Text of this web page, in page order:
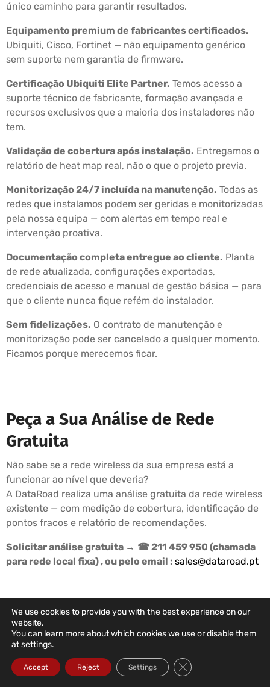
único caminho para garantir resultados.
Equipamento premium de fabricantes certificados.
Ubiquiti, Cisco, Fortinet — não equipamento genérico
sem suporte nem garantia de firmware.
Certificação Ubiquiti Elite Partner. Temos acesso a
suporte técnico de fabricante, formação avançada e
recursos exclusivos que a maioria dos instaladores não
tem.
Validação de cobertura após instalação. Entregamos o
relatório de heat map real, não o que o projeto previa.
Monitorização 24/7 incluída na manutenção. Todas as
redes que instalamos podem ser geridas e monitorizadas
pela nossa equipa — com alertas em tempo real e
intervenção proativa.
Documentação completa entregue ao cliente. Planta
de rede atualizada, configurações exportadas,
credenciais de acesso e manual de gestão básica — para
que o cliente nunca fique refém do instalador.
Sem fidelizações. O contrato de manutenção e
monitorização pode ser cancelado a qualquer momento.
Ficamos porque merecemos ficar.
Peça a Sua Análise de Rede
Gratuita
Não sabe se a rede wireless da sua empresa está a
funcionar ao nível que deveria?
A DataRoad realiza uma análise gratuita da rede wireless
existente — com medição de cobertura, identificação de
pontos fracos e relatório de recomendações.
Solicitar análise gratuita → ☎ 211 459 950 (chamada
para rede local fixa) , ou pelo email : sales@dataroad.pt
DATAROAD SUPPORT PLANS
Your Company's IT
In The Right Hands
We use cookies to provide you with the best experience on our
website.
You can learn more about which cookies we use or disable them
atsettings.
Accept Reject Settings Close GDPR Cookie